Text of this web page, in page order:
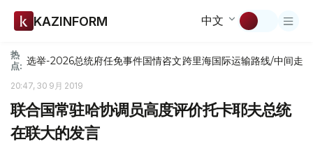
KAZINFORM 中文
热
点: 选举-2026总统府任免事件国情咨文跨里海国际运输路线/中间走廊
20:47, 30 9月 2019
联合国常驻哈协调员高度评价托卡耶夫总统
在联大的发言